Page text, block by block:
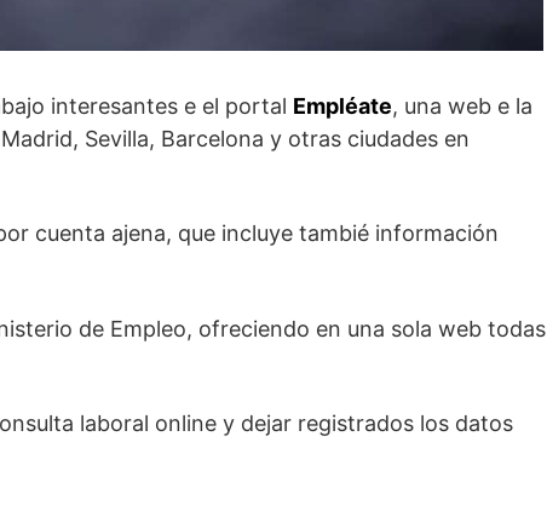
interesantes e el portal Empléate, una web e la
Sevilla, Barcelona y otras ciudades en
cuenta ajena, que incluye tambié información
de Empleo, ofreciendo en una sola web todas
laboral online y dejar registrados los datos